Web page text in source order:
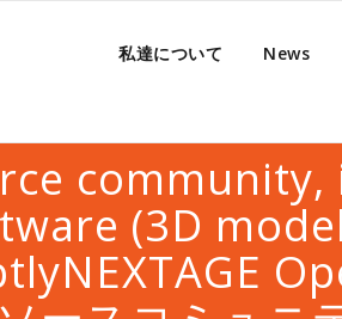
私達について News
community,
(3D